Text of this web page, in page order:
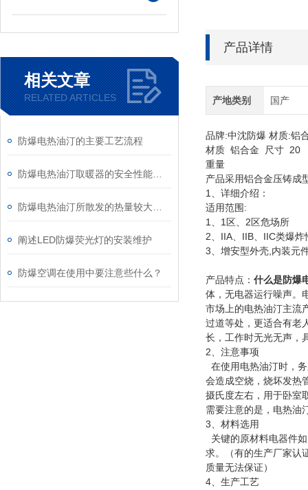
相关文章
RELATED ARTICLES
防爆电热油汀的主要工艺流程
阐述LED防爆荧光灯的安装维护
防爆空调在使用中要注意些什么？
产品详情
产地类别 国产
品牌:中沈防爆 材质:铝
材质 铝合金 尺寸 20
重量
产品采用铝合金压铸成
1、详细介绍：
适用范围:
1、1区、2区危场所
2、IIA、IIB、IIC类爆
3、增安型外壳,内装元
产品特点： 什么是防爆
体，无电器运行噪声。
市场上的电热油汀主流
过道等处，更适合有老
长，工作时无光无声，
2、注意事项
在使用电热油汀时，
会造成空烧，烧坏发热
摄氏度左右，用于卧室
需要注意的是，电热油
3、材料选用
关键的原材料电器件
求。（有的生产厂家认
质量无法保证）
4、生产工艺